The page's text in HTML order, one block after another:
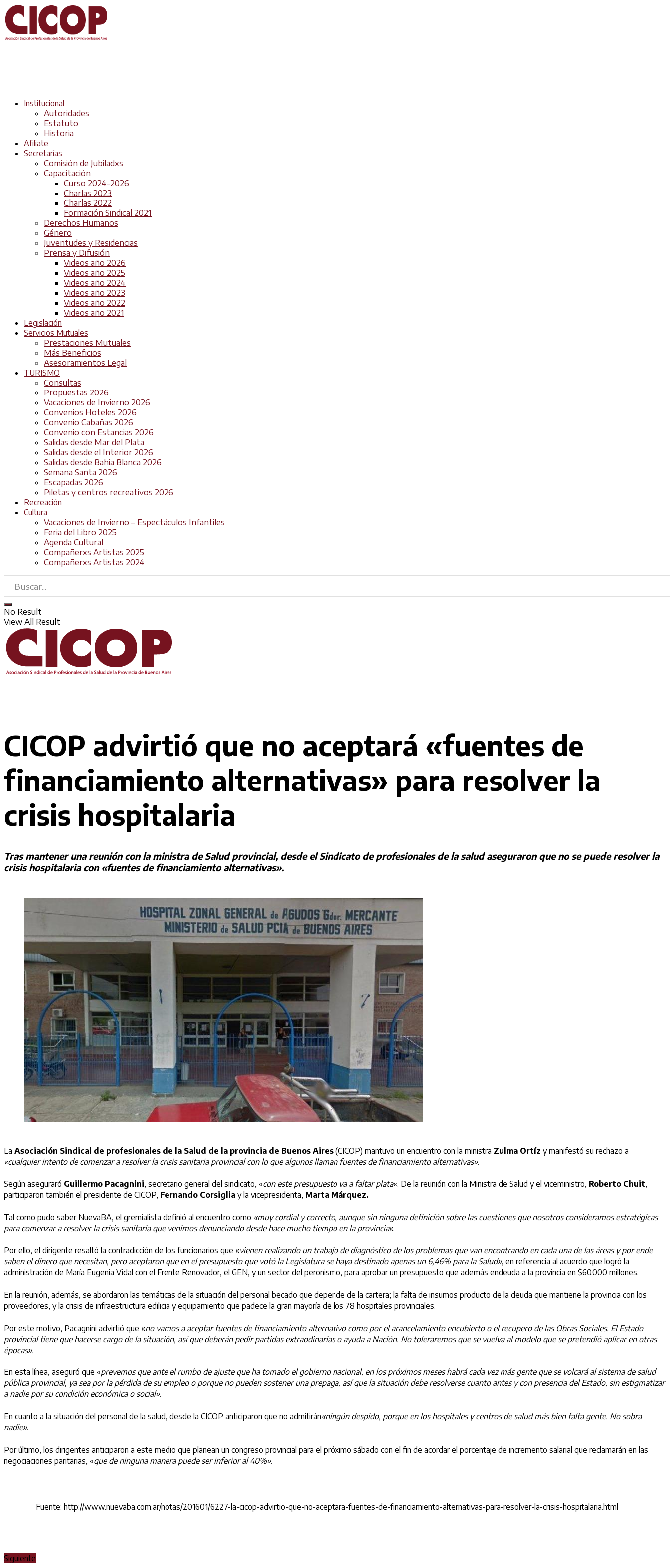
Institucional
Autoridades
Estatuto
Historia
Afiliate
Secretarías
Comisión de Jubiladxs
Capacitación
Curso 2024-2026
Charlas 2023
Charlas 2022
Formación Sindical 2021
Derechos Humanos
Género
Juventudes y Residencias
Prensa y Difusión
Videos año 2026
Videos año 2025
Videos año 2024
Videos año 2023
Videos año 2022
Videos año 2021
Legislación
Servicios Mutuales
Prestaciones Mutuales
Más Beneficios
Asesoramientos Legal
TURISMO
Consultas
Propuestas 2026
Vacaciones de Invierno 2026
Convenios Hoteles 2026
Convenio Cabañas 2026
Convenio con Estancias 2026
Salidas desde Mar del Plata
Salidas desde el Interior 2026
Salidas desde Bahia Blanca 2026
Semana Santa 2026
Escapadas 2026
Piletas y centros recreativos 2026
Recreación
Cultura
Vacaciones de Invierno – Espectáculos Infantiles
Feria del Libro 2025
Agenda Cultural
Compañerxs Artistas 2025
Compañerxs Artistas 2024
No Result
View All Result
CICOP advirtió que no aceptará «fuentes de
financiamiento alternativas» para resolver la
crisis hospitalaria
Tras mantener una reunión con la ministra de Salud provincial, desde el Sindicato de profesionales de la salud aseguraron que no se puede resolver la
crisis hospitalaria con «fuentes de financiamiento alternativas».
La Asociación Sindical de profesionales de la Salud de la provincia de Buenos Aires (CICOP) mantuvo un encuentro con la ministra Zulma Ortíz y manifestó su rechazo a
«cualquier intento de comenzar a resolver la crisis sanitaria provincial con lo que algunos llaman fuentes de financiamiento alternativas».
Según aseguraró Guillermo Pacagnini, secretario general del sindicato, «con este presupuesto va a faltar plata«. De la reunión con la Ministra de Salud y el viceministro, Roberto Chuit,
participaron también el presidente de CICOP, Fernando Corsiglia y la vicepresidenta, Marta Márquez.
Tal como pudo saber NuevaBA, el gremialista definió al encuentro como «muy cordial y correcto, aunque sin ninguna definición sobre las cuestiones que nosotros consideramos estratégicas
para comenzar a resolver la crisis sanitaria que venimos denunciando desde hace mucho tiempo en la provincia«.
Por ello, el dirigente resaltó la contradicción de los funcionarios que «vienen realizando un trabajo de diagnóstico de los problemas que van encontrando en cada una de las áreas y por ende
saben el dinero que necesitan, pero aceptaron que en el presupuesto que votó la Legislatura se haya destinado apenas un 6,46% para la Salud», en referencia al acuerdo que logró la
administración de María Eugenia Vidal con el Frente Renovador, el GEN, y un sector del peronismo, para aprobar un presupuesto que además endeuda a la provincia en $60.000 millones.
En la reunión, además, se abordaron las temáticas de la situación del personal becado que depende de la cartera; la falta de insumos producto de la deuda que mantiene la provincia con los
proveedores, y la crisis de infraestructura edilicia y equipamiento que padece la gran mayoría de los 78 hospitales provinciales.
Por este motivo, Pacagnini advirtió que «no vamos a aceptar fuentes de financiamiento alternativo como por el arancelamiento encubierto o el recupero de las Obras Sociales. El Estado
provincial tiene que hacerse cargo de la situación, así que deberán pedir partidas extraodinarias o ayuda a Nación. No toleraremos que se vuelva al modelo que se pretendió aplicar en otras
épocas».
En esta línea, aseguró que «prevemos que ante el rumbo de ajuste que ha tomado el gobierno nacional, en los próximos meses habrá cada vez más gente que se volcará al sistema de salud
pública provincial, ya sea por la pérdida de su empleo o porque no pueden sostener una prepaga, así que la situación debe resolverse cuanto antes y con presencia del Estado, sin estigmatizar
a nadie por su condición económica o social».
En cuanto a la situación del personal de la salud, desde la CICOP anticiparon que no admitirán«ningún despido, porque en los hospitales y centros de salud más bien falta gente. No sobra
nadie».
Por último, los dirigentes anticiparon a este medio que planean un congreso provincial para el próximo sábado con el fin de acordar el porcentaje de incremento salarial que reclamarán en las
negociaciones paritarias, «que de ninguna manera puede ser inferior al 40%».
Fuente: http://www.nuevaba.com.ar/notas/201601/6227-la-cicop-advirtio-que-no-aceptara-fuentes-de-financiamiento-alternativas-para-resolver-la-crisis-hospitalaria.html
Siguiente